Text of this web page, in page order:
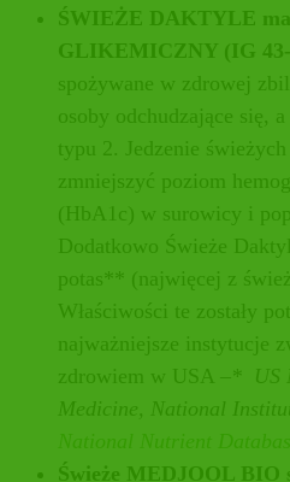
ŚWIEŻE DAKTYLE
GLIKEMICZNY (IG
spożywane w zdrowej
osoby odchudzające się,
typu 2. Jedzenie
zmniejszyć poziom
(HbA1c) w surowicy i
Dodatkowo Świeże
potas** (najwięcej z
Właściwości te zostały
najważniejsze instytucje
zdrowiem w USA –
*
US
Medicine, National
National Nutrient
Świeże MEDJOOL BIO